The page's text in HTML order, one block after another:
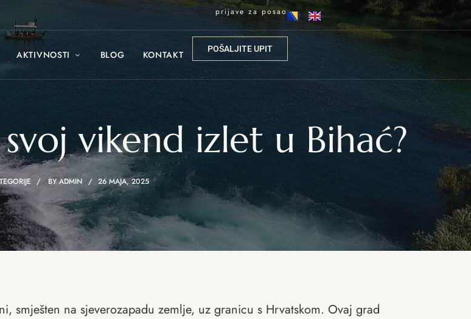
prijave za posao
AKTIVNOSTI BLOG KONTAKT POŠALJITE UPIT
vikend izlet u Bihać?
BYADMIN 26 MAJA, 2025
smješten na sjeverozapadu zemlje, uz granicu s Hrvatskom. Ovaj grad